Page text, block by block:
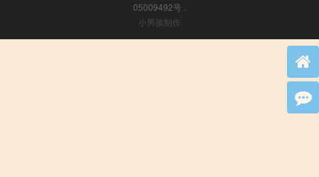
05009492号
小男孩制作